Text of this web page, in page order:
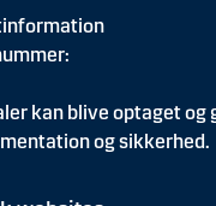
kan blive optaget og
og sikkerhed.